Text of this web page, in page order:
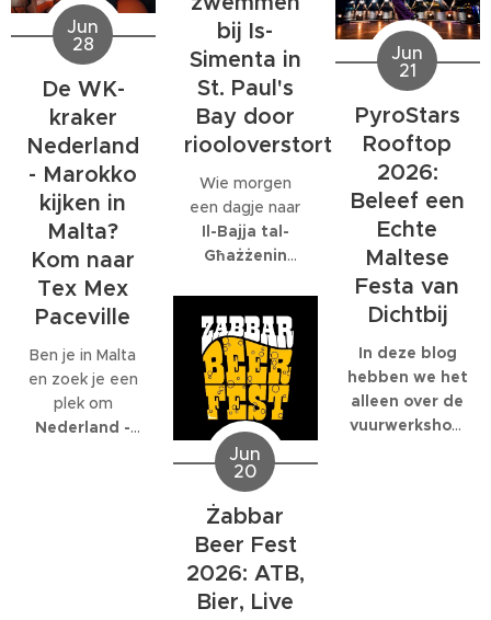
interne
activiteiten tot
grote
personeelsfeesten.
En als je bij een
internationaal
bedrijf met
honderden
collega's werkt,
kunnen die
feesten
behoorlijk groot
worden.
toenemen tot
windkracht 6
met name op
donderdag 2
juli.
komt al snel tot
de ontdekking
dat daar
eigenlijk maar
één organisatie
volledig op is
gespecialiseerd:
EcoMarine
Malta .
Jun
28
De WK-
kraker
Nederland
- Marokko
kijken in
Malta?
Kom naar
Tex Mex
Paceville
Ben je in Malta
en zoek je een
plek om
Nederland -
bij Is-
Simenta in
St. Paul's
Bay door
riooloverstort
Wie morgen
een dagje naar
Il-Bajja tal-
Għażżenin
inSt. Paul's
Baywil gaan,
kan beter een
ander strand
kiezen. De
Maltese
Environmental
Health
Directorate
heeft
zaterdagavond
een officiële
Jun
21
PyroStars
Rooftop
2026:
Beleef een
Echte
Maltese
Festa van
Dichtbij
In deze blog
hebben we het
alleen over de
vuurwerkshow
Jun
20
Żabbar
Beer Fest
2026: ATB,
Bier, Live